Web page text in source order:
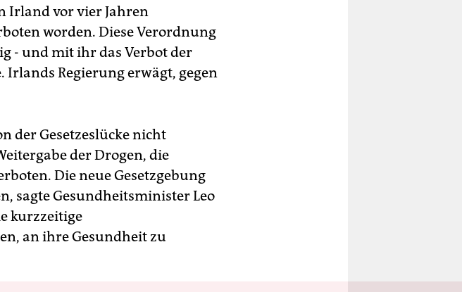
Irland vor vier Jahren
worden. Diese Verordnung
- und mit ihr das Verbot der
Irlands Regierung erwägt, gegen
der Gesetzeslücke nicht
der Drogen, die
Die neue Gesetzgebung
sagte Gesundheitsminister Leo
kurzzeitige
an ihre Gesundheit zu